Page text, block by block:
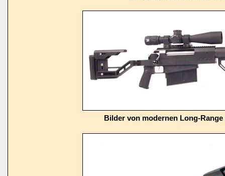
Bilder von modernen Long-